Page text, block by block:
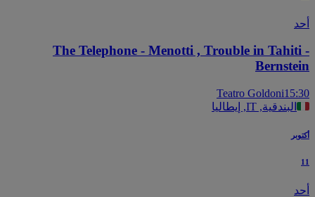
The Telephone - Menotti , Trouble in
Teatro Goldoni
البندقية, IT, إيطاليا